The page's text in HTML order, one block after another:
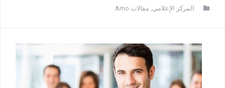
المركز الإعلامي , مقالات Amo